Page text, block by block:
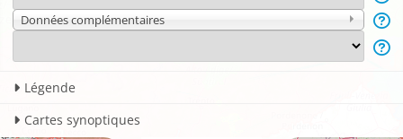
Données complémentaires
Légende
Cartes synoptiques